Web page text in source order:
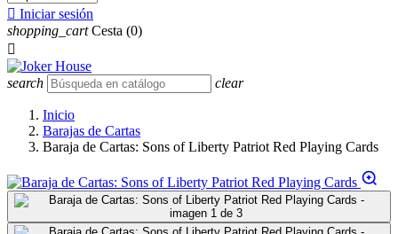
 Iniciar sesión
shopping_cart Cesta (0)

search clear
Inicio
Barajas de Cartas
Baraja de Cartas: Sons of Liberty Patriot Red Playing Cards